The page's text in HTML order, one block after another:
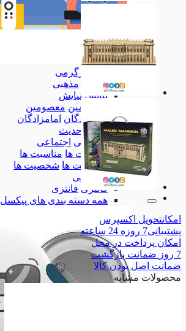
سرگرمی
مذهبی
مذهبی
نیایش نیایش
معصومین معصومین
امامزادگان امامزادگان
حدیث حدیث
اجتماعی اجتماعی
مناسبت ها مناسبت ها
شخصیت ها شخصیت ها
ملی
ملی
فانتزی فانتزی
همه دسته بندی های پیکسل
امکانتحویل اکسپرس
پشتیبانی7 روزه 24 ساعته
امکان پرداخت در محل
7 روز
ضمانت بازگشت
ضمانت اصل بودن کالا
محصولات مشابه